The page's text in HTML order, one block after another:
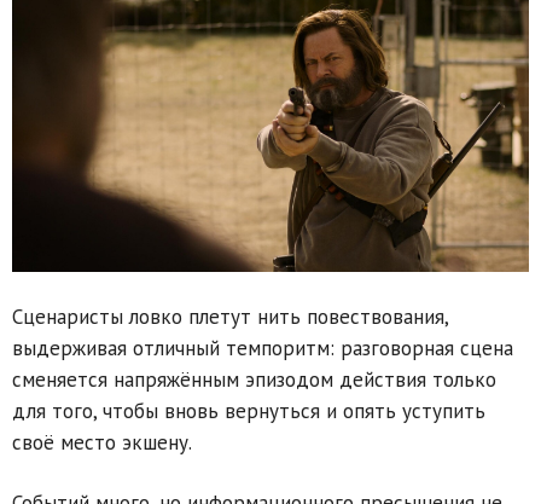
Сценаристы ловко плетут нить повествования,
выдерживая отличный темпоритм: разговорная сцена
сменяется напряжённым эпизодом действия только
для того, чтобы вновь вернуться и опять уступить
своё место экшену.